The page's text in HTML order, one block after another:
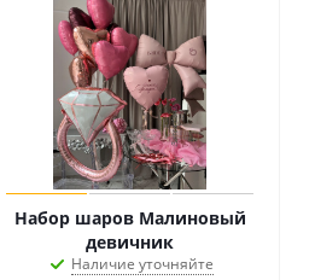
Набор шаров Малиновый
девичник
Наличие уточняйте